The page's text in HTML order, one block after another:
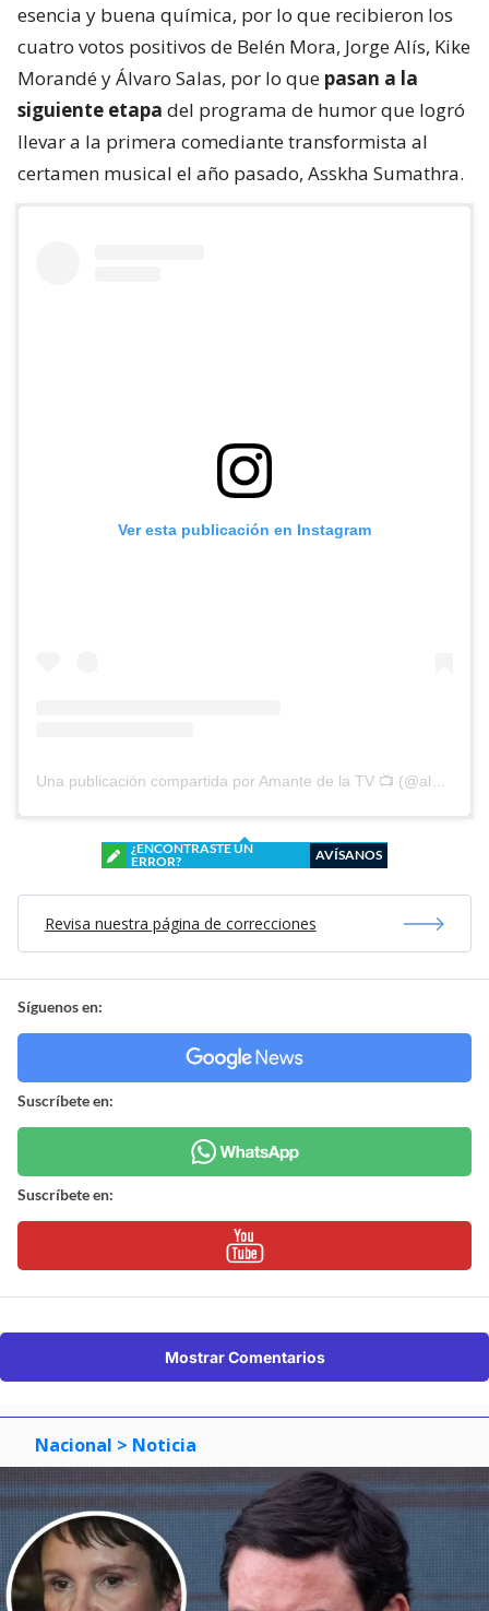
esencia y buena química, por lo que recibieron los
cuatro votos positivos de Belén Mora, Jorge Alís, Kike
Morandé y Álvaro Salas, por lo que pasan a la
siguiente etapa del programa de humor que logró
llevar a la primera comediante transformista al
certamen musical el año pasado, Asskha Sumathra.
Ver esta publicación en Instagram
¿ENCONTRASTE UN
ERROR?
AVÍSANOS
Revisa nuestra página de correcciones
Síguenos en:
Suscríbete en:
Suscríbete en:
Mostrar Comentarios
Nacional > Noticia